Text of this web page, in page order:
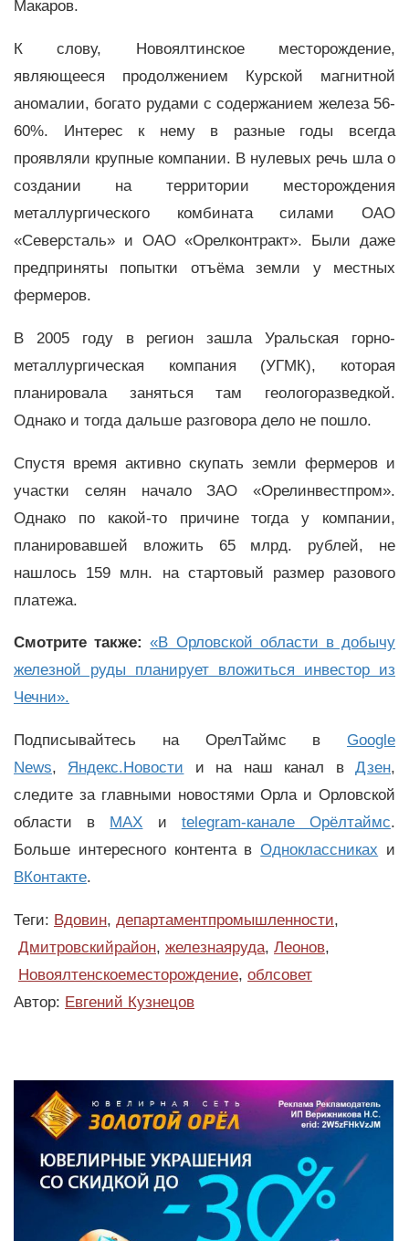
Макаров.
К слову, Новоялтинское месторождение,
являющееся продолжением Курской магнитной
аномалии, богато рудами с содержанием железа 56-
60%. Интерес к нему в разные годы всегда
проявляли крупные компании. В нулевых речь шла о
создании на территории месторождения
металлургического комбината силами ОАО
«Северсталь» и ОАО «Орелконтракт». Были даже
предприняты попытки отъёма земли у местных
фермеров.
В 2005 году в регион зашла Уральская горно-
металлургическая компания (УГМК), которая
планировала заняться там геологоразведкой.
Однако и тогда дальше разговора дело не пошло.
Спустя время активно скупать земли фермеров и
участки селян начало ЗАО «Орелинвестпром».
Однако по какой-то причине тогда у компании,
планировавшей вложить 65 млрд. рублей, не
нашлось 159 млн. на стартовый размер разового
платежа.
Смотрите также:«В Орловской области в добычу
железной руды планирует вложиться инвестор из
Чечни».
Подписывайтесь на ОрелТаймс в Google
News, Яндекс.Новости и на наш канал вДзен,
следите за главными новостями Орла и Орловской
области в MAX и telegram-канале Орёлтаймс.
Больше интересного контента вОдноклассниках и
ВКонтакте.
Теги: Вдовин, департаментпромышленности,
Дмитровскийрайон, железнаяруда, Леонов,
Новоялтенскоеместорождение, облсовет
Автор: Евгений Кузнецов